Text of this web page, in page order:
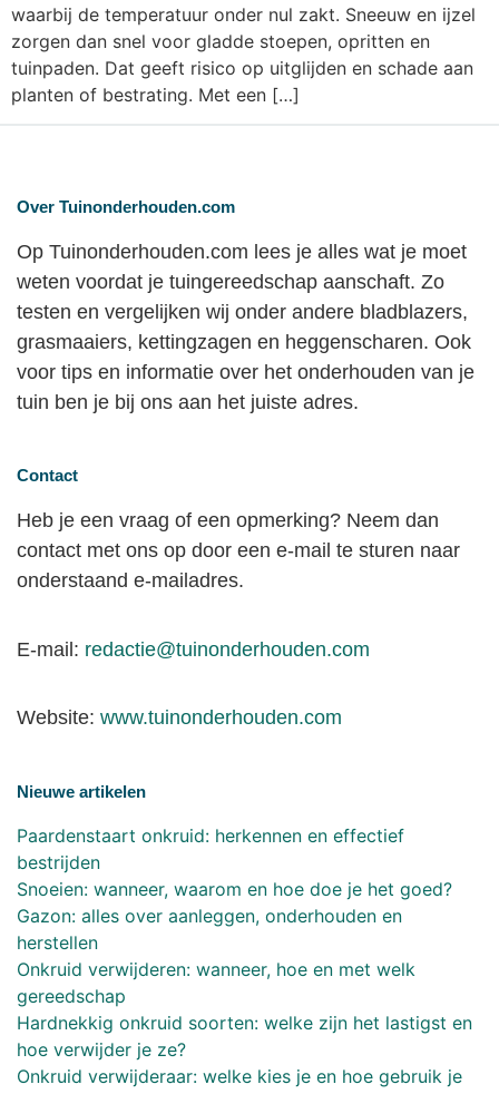
waarbij de temperatuur onder nul zakt. Sneeuw en ijzel
zorgen dan snel voor gladde stoepen, opritten en
tuinpaden. Dat geeft risico op uitglijden en schade aan
planten of bestrating. Met een […]
Over Tuinonderhouden.com
Op Tuinonderhouden.com lees je alles wat je moet
weten voordat je tuingereedschap aanschaft. Zo
testen en vergelijken wij onder andere bladblazers,
grasmaaiers, kettingzagen en heggenscharen. Ook
voor tips en informatie over het onderhouden van je
tuin ben je bij ons aan het juiste adres.
Contact
Heb je een vraag of een opmerking? Neem dan
contact met ons op door een e-mail te sturen naar
onderstaand e-mailadres.
E-mail: redactie@tuinonderhouden.com
Website: www.tuinonderhouden.com
Nieuwe artikelen
Paardenstaart onkruid: herkennen en effectief
bestrijden
Snoeien: wanneer, waarom en hoe doe je het goed?
Gazon: alles over aanleggen, onderhouden en
herstellen
Onkruid verwijderen: wanneer, hoe en met welk
gereedschap
Hardnekkig onkruid soorten: welke zijn het lastigst en
hoe verwijder je ze?
Onkruid verwijderaar: welke kies je en hoe gebruik je